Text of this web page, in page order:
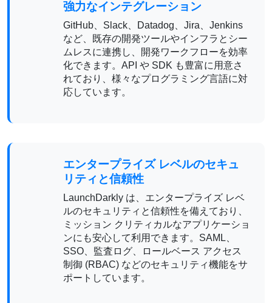
強力なインテグレーション
GitHub、Slack、Datadog、Jira、Jenkins
など、既存の開発ツールやインフラとシー
ムレスに連携し、開発ワークフローを効率
化できます。API や SDK も豊富に用意さ
れており、様々なプログラミング言語に対
応しています。
エンタープライズ レベルのセキュ
リティと信頼性
LaunchDarkly は、エンタープライズ レベ
ルのセキュリティと信頼性を備えており、
ミッション クリティカルなアプリケーショ
ンにも安心して利用できます。SAML、
SSO、監査ログ、ロールベース アクセス
制御 (RBAC) などのセキュリティ機能をサ
ポートしています。